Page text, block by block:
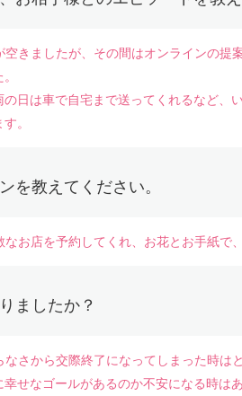
きましたが、その間はオンラインの提
日は車で自宅まで送ってくれるなど、
。
を教えてください。
お店を予約してくれ、お花とお手紙で
ましたか？
さから交際終了になってしまった時は
せなゴールがあるのか不安になる時はあ